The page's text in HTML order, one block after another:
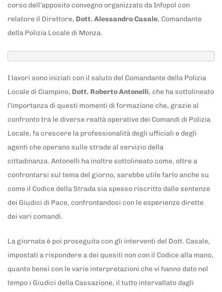
corso dell’apposito convegno organizzato da Infopol con
relatore il Direttore, Dott. Alessandro Casale, Comandante
della Polizia Locale di Monza.
I lavori sono iniziati con il saluto del Comandante della Polizia
Locale di Ciampino, Dott. Roberto Antonelli, che ha sottolineato
l’importanza di questi momenti di formazione che, grazie al
confronto tra le diverse realtà operative dei Comandi di Polizia
Locale, fa crescere la professionalità degli ufficiali e degli
agenti che operano sulle strade al servizio della
cittadinanza. Antonelli ha inoltre sottolineato come, oltre a
confrontarsi sul tema del giorno, sarebbe utile farlo anche su
come il Codice della Strada sia spesso riscritto dalle sentenze
dei Giudici di Pace, confrontandosi con le esperienze dirette
dei vari comandi.
La giornata è poi proseguita con gli interventi del Dott. Casale,
impostati a rispondere a dei quesiti non con il Codice alla mano,
quanto bensì con le varie interpretazioni che vi hanno dato nel
tempo i Giudici della Cassazione, il tutto intervallato dagli